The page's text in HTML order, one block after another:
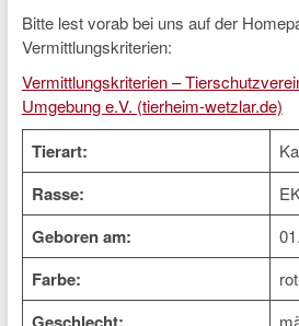
Bitte lest vorab bei uns auf der
Vermittlungskriterien:
Vermittlungskriterien –
Umgebung e.V. (tierheim-wetzlar.de)
Tierart:
Rasse:
Geboren am:
Farbe: